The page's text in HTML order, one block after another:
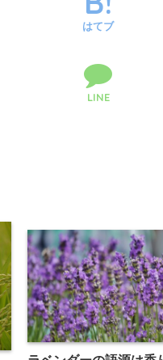
はてブ
LINE